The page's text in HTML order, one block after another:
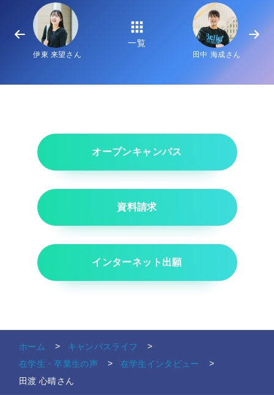
伊東 来望さん
一覧
田中 海成さん
オープンキャンパス
資料請求
インターネット出願
ホーム
キャンパスライフ
在学生・卒業生の声
在学生インタビュー
田渡 心晴さん